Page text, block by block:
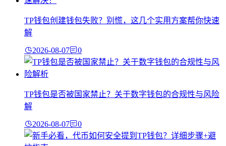
TP钱包创建钱包失败？别慌，这几个实用方案帮你快速
解
2026-08-07 0
TP钱包是否被国家禁止？关于数字钱包的合规性与风险
解
2026-08-07 0